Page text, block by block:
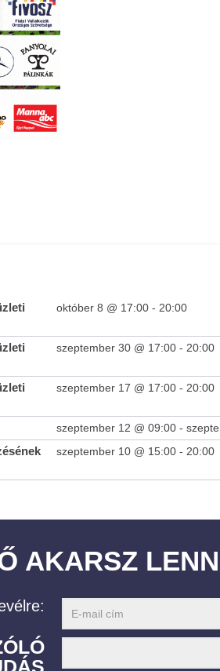
október 8 @ 17:00- 20:00
szeptember 30 @ 17:00- 20:00
szeptember 17 @ 17:00- 20:00
szeptember 12 @ 09:00-
szeptember 10 @ 15:00- 20:00
AKARSZ